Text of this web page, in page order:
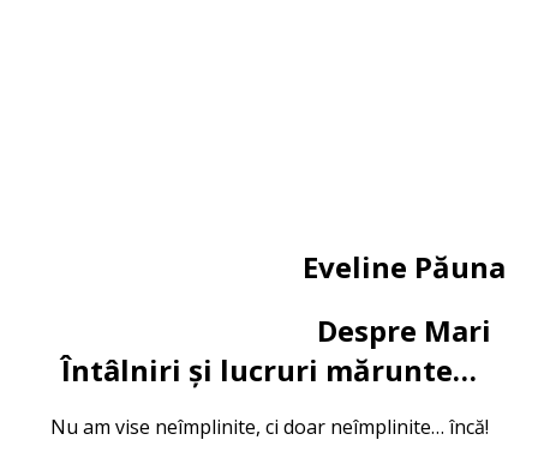
Eveline Păuna
Despre Mari
Întâlniri și lucruri mărunte…
Nu am vise neîmplinite, ci doar neîmplinite… încă!